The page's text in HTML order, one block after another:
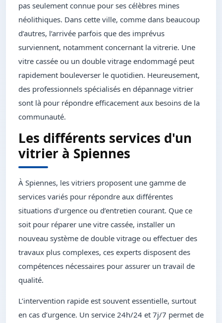
pas seulement connue pour ses célèbres mines
néolithiques. Dans cette ville, comme dans beaucoup
d’autres, l’arrivée parfois que des imprévus
surviennent, notamment concernant la vitrerie. Une
vitre cassée ou un double vitrage endommagé peut
rapidement bouleverser le quotidien. Heureusement,
des professionnels spécialisés en dépannage vitrier
sont là pour répondre efficacement aux besoins de la
communauté.
Les différents services d'un
vitrier à Spiennes
À Spiennes, les vitriers proposent une gamme de
services variés pour répondre aux différentes
situations d’urgence ou d’entretien courant. Que ce
soit pour réparer une vitre cassée, installer un
nouveau système de double vitrage ou effectuer des
travaux plus complexes, ces experts disposent des
compétences nécessaires pour assurer un travail de
qualité.
L’intervention rapide est souvent essentielle, surtout
en cas d’urgence. Un service 24h/24 et 7j/7 permet de